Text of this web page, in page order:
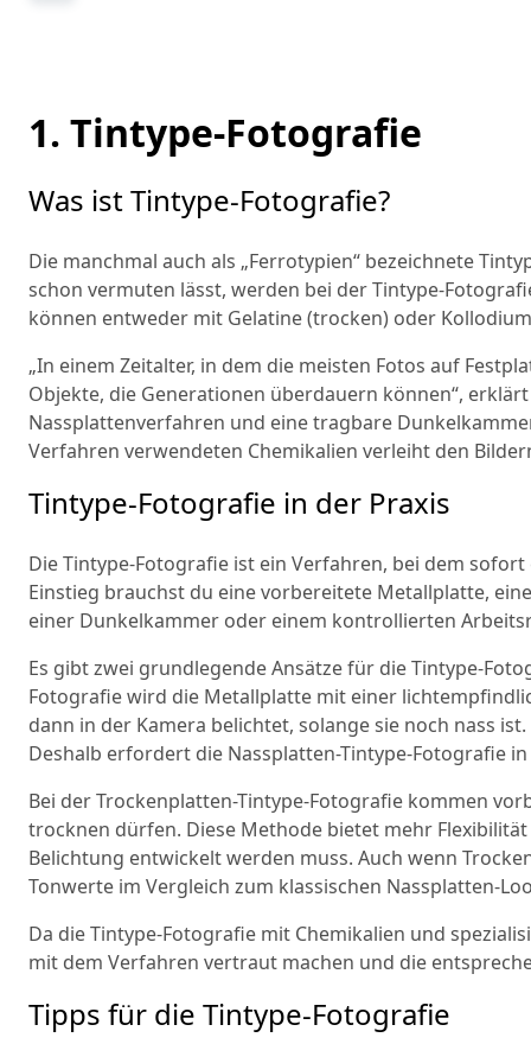
1. Tintype-Fotografie
Was ist Tintype-Fotografie?
Die manchmal auch als „Ferrotypien“ bezeichnete
schon vermuten lässt, werden bei der Tintype-
können entweder mit Gelatine (trocken) oder
„In einem Zeitalter, in dem die meisten Fotos auf
Objekte, die Generationen überdauern können“,
Nassplattenverfahren und eine tragbare
Verfahren verwendeten Chemikalien verleiht den
Tintype-Fotografie in der Praxis
Die Tintype-Fotografie ist ein Verfahren, bei dem
Einstieg brauchst du eine vorbereitete Metallplatte,
einer Dunkelkammer oder einem kontrollierten
Es gibt zwei grundlegende Ansätze für die Tintype-
Fotografie wird die Metallplatte mit einer
dann in der Kamera belichtet, solange sie noch nass
Deshalb erfordert die Nassplatten-Tintype-Fotografie
Bei der Trockenplatten-Tintype-Fotografie kommen
trocknen dürfen. Diese Methode bietet mehr
Belichtung entwickelt werden muss. Auch wenn
Tonwerte im Vergleich zum klassischen Nassplatten-
Da die Tintype-Fotografie mit Chemikalien und
mit dem Verfahren vertraut machen und die
Tipps für die Tintype-Fotografie